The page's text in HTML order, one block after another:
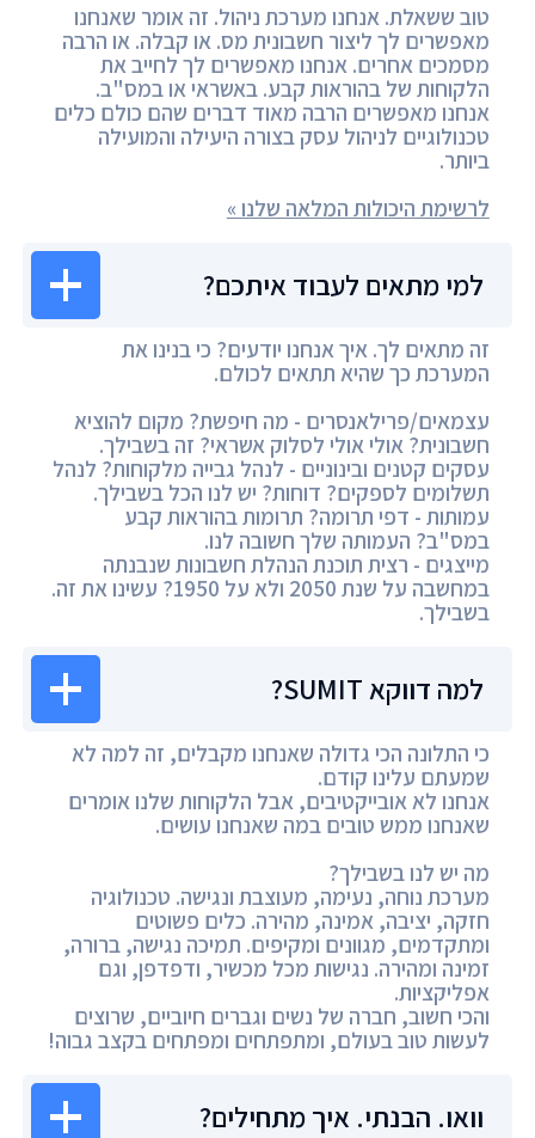
טוב ששאלת. אנחנו מערכת ניהול. זה אומר שאנחנו
מאפשרים לך ליצור חשבונית מס. או קבלה. או הרבה
מסמכים אחרים. אנחנו מאפשרים לך לחייב את
הלקוחות של בהוראות קבע. באשראי או במס"ב.
אנחנו מאפשרים הרבה מאוד דברים שהם כולם כלים
טכנולוגיים לניהול עסק בצורה היעילה והמועילה
ביותר.
לרשימת היכולות המלאה שלנו »
למי מתאים לעבוד איתכם?
זה מתאים לך. איך אנחנו יודעים? כי בנינו את
המערכת כך שהיא תתאים לכולם.
עצמאים/פרילאנסרים - מה חיפשת? מקום להוציא
חשבונית? אולי אולי לסלוק אשראי? זה בשבילך.
עסקים קטנים ובינוניים - לנהל גבייה מלקוחות? לנהל
תשלומים לספקים? דוחות? יש לנו הכל בשבילך.
עמותות - דפי תרומה? תרומות בהוראות קבע
במס"ב? העמותה שלך חשובה לנו.
מייצגים - רצית תוכנת הנהלת חשבונות שנבנתה
במחשבה על שנת 2050 ולא על 1950? עשינו את זה.
בשבילך.
למה דווקא SUMIT?
כי התלונה הכי גדולה שאנחנו מקבלים, זה למה לא
שמעתם עלינו קודם.
אנחנו לא אובייקטיבים, אבל הלקוחות שלנו אומרים
שאנחנו ממש טובים במה שאנחנו עושים.
מה יש לנו בשבילך?
מערכת נוחה, נעימה, מעוצבת ונגישה. טכנולוגיה
חזקה, יציבה, אמינה, מהירה. כלים פשוטים
ומתקדמים, מגוונים ומקיפים. תמיכה נגישה, ברורה,
זמינה ומהירה. נגישות מכל מכשיר, ודפדפן, וגם
אפליקציות.
והכי חשוב, חברה של נשים וגברים חיוביים, שרוצים
לעשות טוב בעולם, ומתפתחים ומפתחים בקצב גבוה!
וואו. הבנתי. איך מתחילים?